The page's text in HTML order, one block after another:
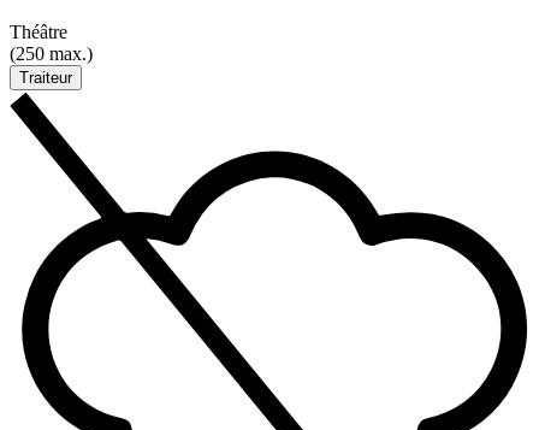
Théâtre
(250 max.)
Traiteur